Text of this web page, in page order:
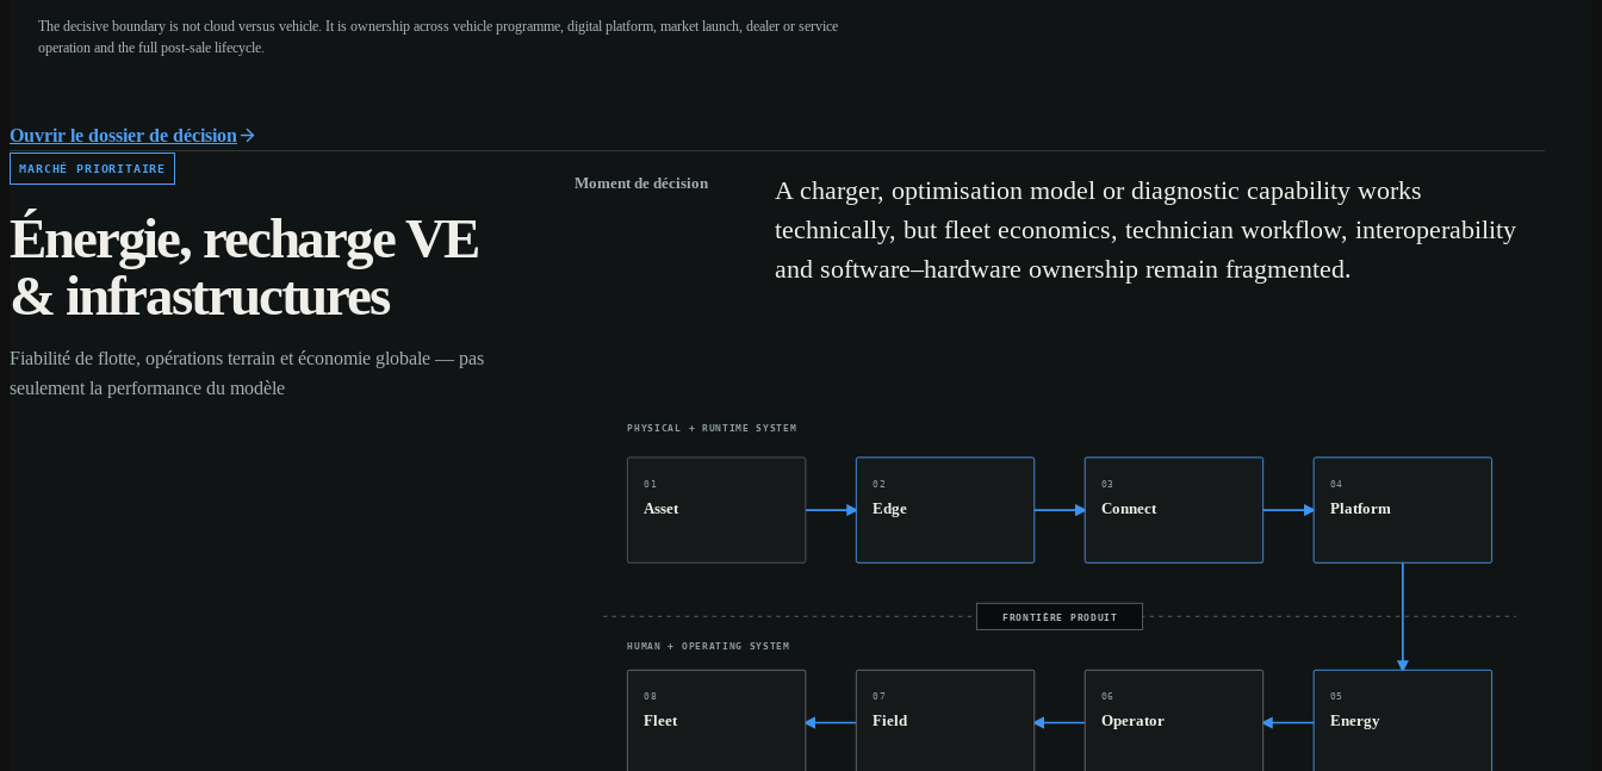
The decisive boundary is not cloud versus vehicle. It is ownership across vehicle programme, digital platform, market launch, dealer or service
operation and the full post-sale lifecycle.
Ouvrir le dossier de décision
MARCHÉ PRIORITAIRE
Énergie, recharge VE
& infrastructures
Fiabilité de flotte, opérations terrain et économie globale — pas
seulement la performance du modèle
Moment de décision
A charger, optimisation model or diagnostic capability works
technically, but fleet economics, technician workflow, interoperability
and software–hardware ownership remain fragmented.
PHYSICAL + RUNTIME SYSTEM
FRONTIÈRE PRODUIT
HUMAN + OPERATING SYSTEM
01
Asset
02
Edge
03
Connect
04
Platform
05
Energy
06
Operator
07
Field
08
Fleet